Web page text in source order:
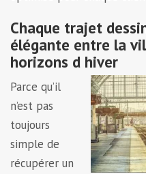
Chaque trajet
élégante entre la
horizons d hiver
Parce qu’il
n’est pas
toujours
simple de
récupérer un